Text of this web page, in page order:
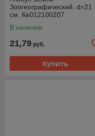
Зоогеографический. d=21
см. Ке012100207
В наличии
21,79 руб.
Купить